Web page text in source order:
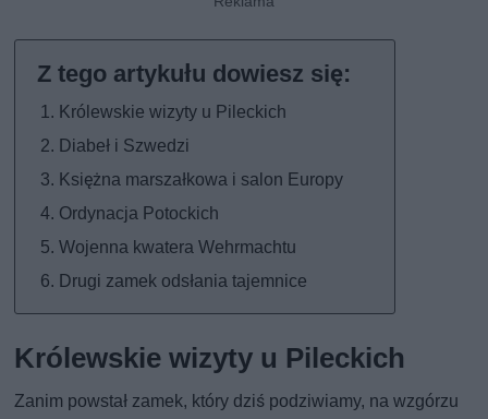
Królewskie wizyty u Pileckich
Diabeł i Szwedzi
Księżna marszałkowa i salon Europy
Ordynacja Potockich
Wojenna kwatera Wehrmachtu
Drugi zamek odsłania tajemnice
Królewskie wizyty u Pileckich
Zanim powstał zamek, który dziś podziwiamy, na wzgórzu